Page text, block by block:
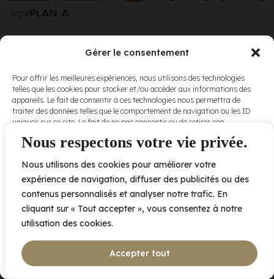
Nous respectons votre vie privée.
Nous utilisons des cookies pour améliorer votre
expérience de navigation, diffuser des publicités ou des
contenus personnalisés et analyser notre trafic. En
cliquant sur « Tout accepter », vous consentez à notre
utilisation des cookies.
Accepter tout
Gérer le consentement
Pour offrir les meilleures expériences, nous utilisons des technologies
telles que les cookies pour stocker et/ou accéder aux informations des
appareils. Le fait de consentir à ces technologies nous permettra de
traiter des données telles que le comportement de navigation ou les ID
uniques sur ce site. Le fait de ne pas consentir ou de retirer son
et fonctions.
Accepter
Refuser
Signé
© Elora. Tous
droits réservés.
Voir nos
conditions
d’utilisationet
2005 av. de Bois-de-Boulogne, Laval QCH7N 0J7